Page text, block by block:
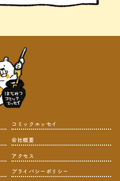
コミックエッセイ
会社概要
アクセス
プライバシーポリシー